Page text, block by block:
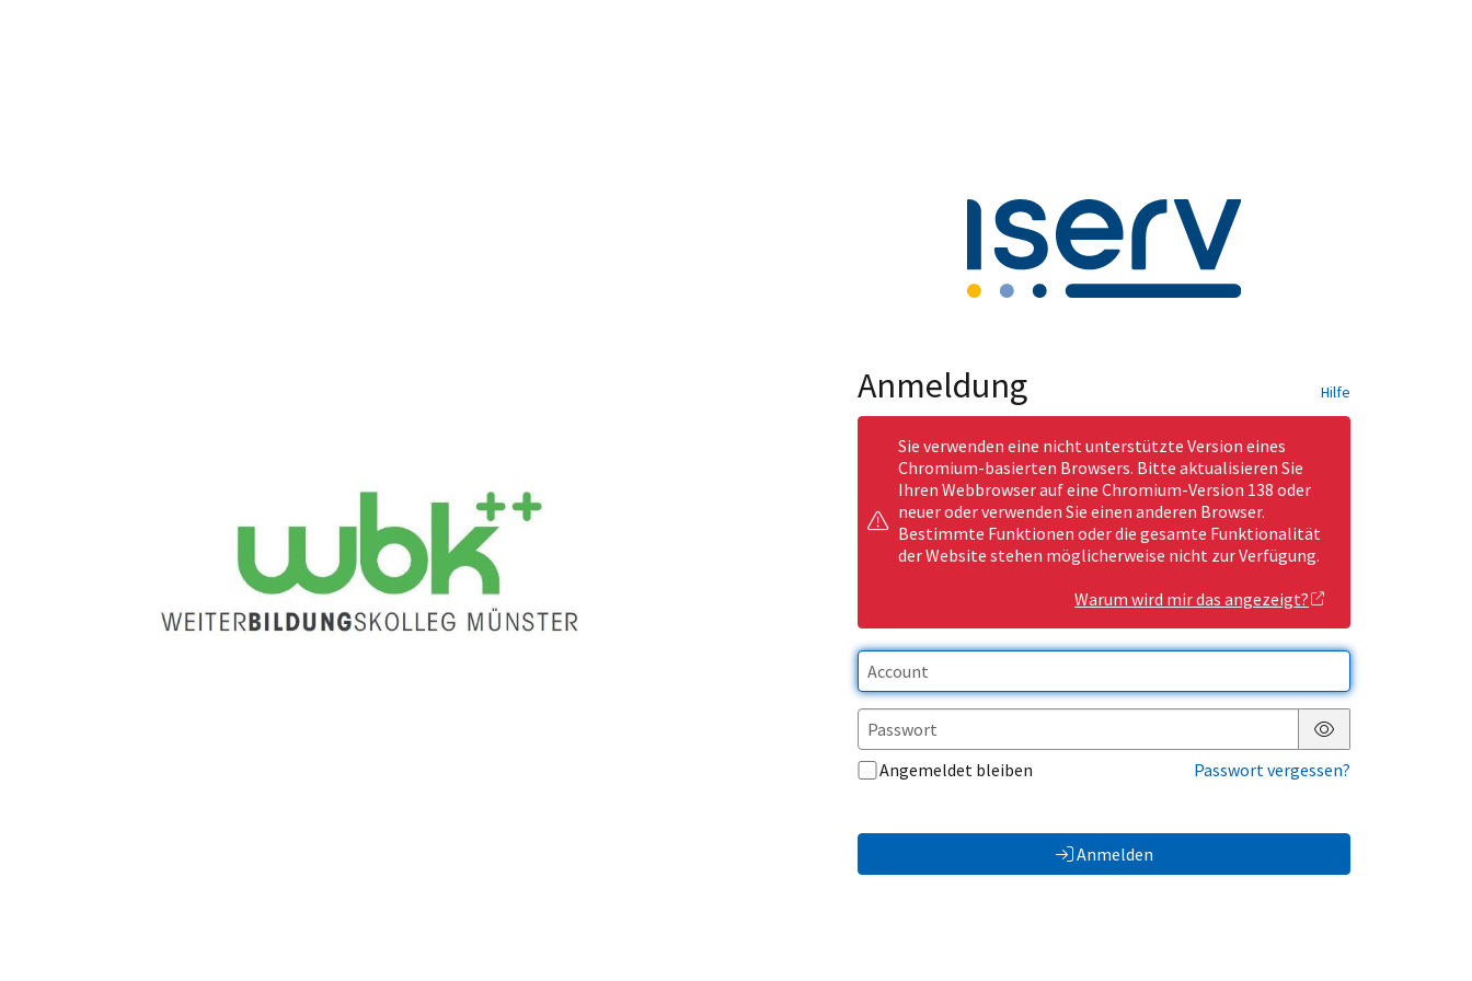
Anmeldung Hilfe
Sie verwenden eine nicht unterstützte Version eines
Chromium-basierten Browsers. Bitte aktualisieren Sie
Ihren Webbrowser auf eine Chromium-Version 138 oder
neuer oder verwenden Sie einen anderen Browser.
Bestimmte Funktionen oder die gesamte Funktionalität
der Website stehen möglicherweise nicht zur Verfügung.
Warum wird mir das angezeigt?
Passwort anzeigen
Angemeldet bleiben
Passwort vergessen?
Anmelden